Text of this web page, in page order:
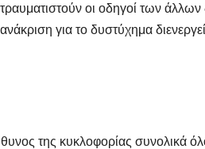
οι οδηγοί των
για το δυστύχημα
της κυκλοφορίας συνολικά